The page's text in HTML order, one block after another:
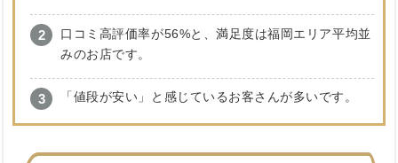
口コミ高評価率が56%と、満足度は福岡エリア平均並
みのお店です。
「値段が安い」と感じているお客さんが多いです。